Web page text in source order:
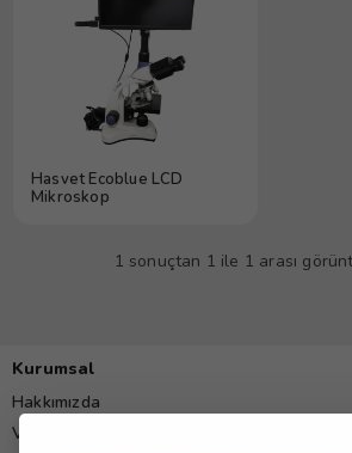
Hasvet Ecoblue LCD
Mikroskop
1 sonuçtan 1 ile 1 arası
Kurumsal
Hakkımızda
Vet-zon Nedir?